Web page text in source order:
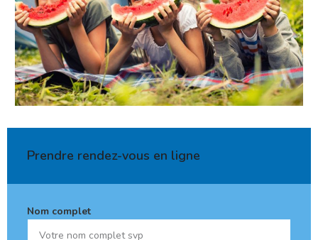
Prendre rendez-vous en ligne
Nom complet